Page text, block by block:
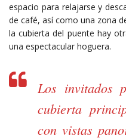
espacio para relajarse y
de café, así como una zona
la cubierta del puente hay
una espectacular hoguera.
Los invitados
cubierta
con vistas